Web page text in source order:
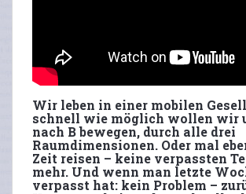
Wir leben in einer mobilen
schnell wie möglich wollen wir
nach B bewegen, durch alle drei
Raumdimensionen. Oder mal
Zeit reisen – keine verpassten
mehr. Und wenn man letzte
verpasst hat: kein Problem –